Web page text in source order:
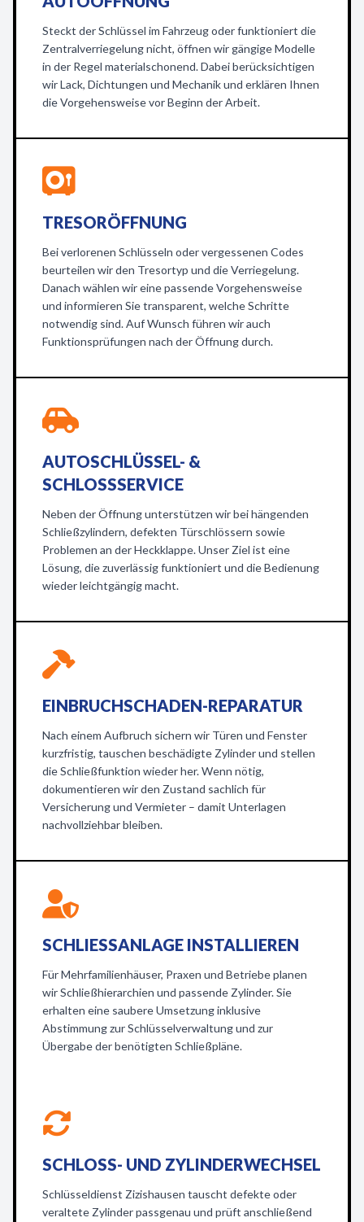
Steckt der Schlüssel im Fahrzeug oder funktioniert die
Zentralverriegelung nicht, öffnen wir gängige Modelle
in der Regel materialschonend. Dabei berücksichtigen
wir Lack, Dichtungen und Mechanik und erklären Ihnen
die Vorgehensweise vor Beginn der Arbeit.
TRESORÖFFNUNG
Bei verlorenen Schlüsseln oder vergessenen Codes
beurteilen wir den Tresortyp und die Verriegelung.
Danach wählen wir eine passende Vorgehensweise
und informieren Sie transparent, welche Schritte
notwendig sind. Auf Wunsch führen wir auch
Funktionsprüfungen nach der Öffnung durch.
AUTOSCHLÜSSEL- &
SCHLOSSSERVICE
Neben der Öffnung unterstützen wir bei hängenden
Schließzylindern, defekten Türschlössern sowie
Problemen an der Heckklappe. Unser Ziel ist eine
Lösung, die zuverlässig funktioniert und die Bedienung
wieder leichtgängig macht.
EINBRUCHSCHADEN-REPARATUR
Nach einem Aufbruch sichern wir Türen und Fenster
kurzfristig, tauschen beschädigte Zylinder und stellen
die Schließfunktion wieder her. Wenn nötig,
dokumentieren wir den Zustand sachlich für
Versicherung und Vermieter – damit Unterlagen
nachvollziehbar bleiben.
SCHLIESSANLAGE INSTALLIEREN
Für Mehrfamilienhäuser, Praxen und Betriebe planen
wir Schließhierarchien und passende Zylinder. Sie
erhalten eine saubere Umsetzung inklusive
Abstimmung zur Schlüsselverwaltung und zur
Übergabe der benötigten Schließpläne.
SCHLOSS- UND ZYLINDERWECHSEL
Schlüsseldienst Zizishausen tauscht defekte oder
veraltete Zylinder passgenau und prüft anschließend